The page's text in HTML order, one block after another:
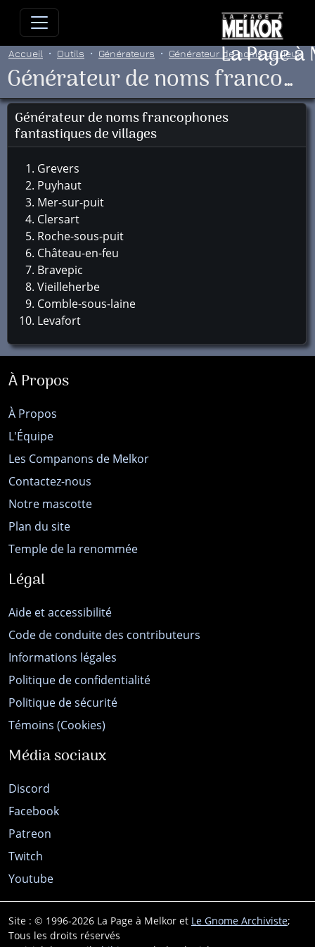
Allez directement au contenu
La Page
Accueil Outils Générateurs Générateur de noms de lieux
Générateur de noms francophones fantastiques de villages
Générateur de noms francophones
fantastiques de villages
Grevers
Puyhaut
Mer-sur-puit
Clersart
Roche-sous-puit
Château-en-feu
Bravepic
Vieilleherbe
Comble-sous-laine
Levafort
À Propos
À Propos
L'Équipe
Les Companons de Melkor
Contactez-nous
Notre mascotte
Plan du site
Temple de la renommée
Légal
Aide et accessibilité
Code de conduite des contributeurs
Informations légales
Politique de confidentialité
Politique de sécurité
Témoins (Cookies)
Média sociaux
Discord
Facebook
Patreon
Twitch
Youtube
Site : © 1996-2026 La Page à Melkor et Le Gnome Archiviste;
Tous les droits réservés